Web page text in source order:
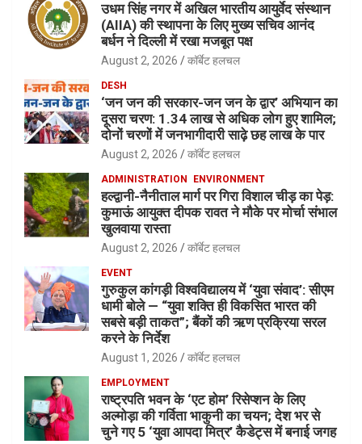
उधम सिंह नगर में अखिल भारतीय आयुर्वेद संस्थान
(AIIA) की स्थापना के लिए मुख्य सचिव आनंद
बर्धन ने दिल्ली में रखा मजबूत पक्ष
August 2, 2026 कॉर्बेट हलचल
DESH
‘जन जन की सरकार-जन जन के द्वार’ अभियान का
दूसरा चरण: 1.34 लाख से अधिक लोग हुए शामिल;
दोनों चरणों में जनभागीदारी साढ़े छह लाख के पार
August 2, 2026 कॉर्बेट हलचल
ADMINISTRATION ENVIRONMENT
हल्द्वानी-नैनीताल मार्ग पर गिरा विशाल चीड़ का पेड़:
कुमाऊं आयुक्त दीपक रावत ने मौके पर मोर्चा संभाल
खुलवाया रास्ता
August 2, 2026 कॉर्बेट हलचल
EVENT
गुरुकुल कांगड़ी विश्वविद्यालय में ‘युवा संवाद’: सीएम
धामी बोले — “युवा शक्ति ही विकसित भारत की
सबसे बड़ी ताकत”; बैंकों की ऋण प्रक्रिया सरल
करने के निर्देश
August 1, 2026 कॉर्बेट हलचल
EMPLOYMENT
राष्ट्रपति भवन के ‘एट होम’ रिसेप्शन के लिए
अल्मोड़ा की गर्विता भाकुनी का चयन; देश भर से
चुने गए 5 ‘युवा आपदा मित्र’ कैडेट्स में बनाई जगह